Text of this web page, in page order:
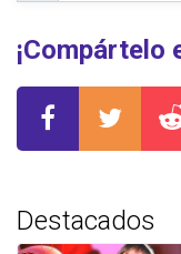
¡Compártelo
Destacados